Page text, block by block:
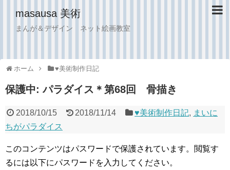
masausa 美術
まんが＆デザイン ネット絵画教室
ホーム ♥︎美術制作日記
保護中: パラダイス＊第68回 骨描き
2018/10/15 2018/11/14 ♥︎美術制作日記, まいに
ちがパラダイス
このコンテンツはパスワードで保護されています。閲覧す
るには以下にパスワードを入力してください。